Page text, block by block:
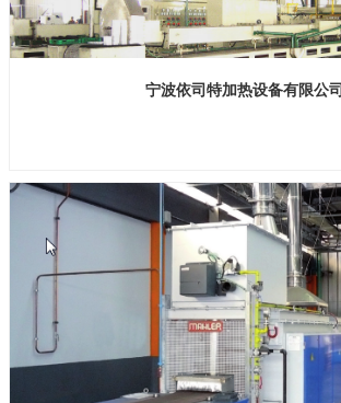
宁波依司特加热设备有限公司
展位号：H1馆B205